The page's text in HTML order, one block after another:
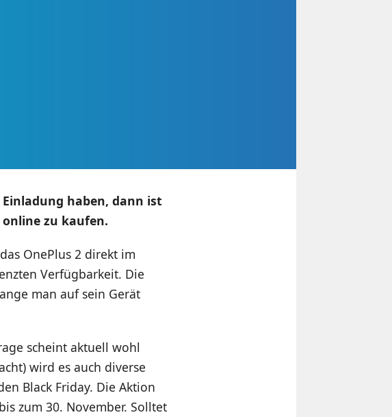
haben, dann ist
zu kaufen.
OnePlus 2 direkt im
Verfügbarkeit. Die
man auf sein Gerät
scheint aktuell wohl
wird es auch diverse
Black Friday. Die Aktion
zum 30. November. Solltet